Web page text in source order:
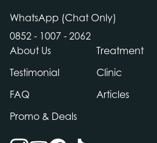
Us
WhatsApp (Chat Only)
0852 - 1007 - 2062
About Us
Treatment
Testimonial Clinic
FAQ Articles
Promo & Deals